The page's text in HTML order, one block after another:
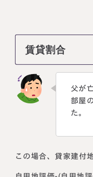
賃貸割合
父が
部屋
た。
この場合、貸家建付